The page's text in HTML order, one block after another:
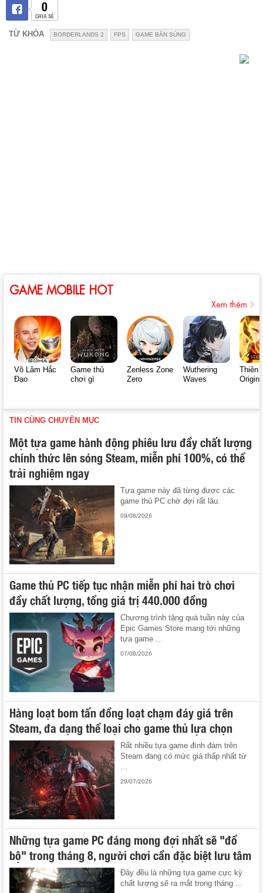
0
CHIA SẺ
TỪ KHÓA BORDERLANDS 2 FPS GAME BẮN SÚNG
GAME MOBILE HOT
Xem thêm
Võ Lâm Hắc
Đạo
Game thủ
chơi gì
Zenless Zone
Zero
Wuthering
Waves
Thiên
Origin
TIN CÙNG CHUYÊN MỤC
Một tựa game hành động phiêu lưu đầy chất lượng
chính thức lên sóng Steam, miễn phí 100%, có thể
trải nghiệm ngay
Tựa game này đã từng được các
game thủ PC chờ đợi rất lâu.
09/08/2026
Game thủ PC tiếp tục nhận miễn phí hai trò chơi
đầy chất lượng, tổng giá trị 440.000 đồng
Chương trình tặng quà tuần này của
Epic Games Store mang tới những
tựa game ...
07/08/2026
Hàng loạt bom tấn đồng loạt chạm đáy giá trên
Steam, đa dạng thể loại cho game thủ lựa chọn
Rất nhiều tựa game đình đám trên
Steam đang có mức giá thấp nhất từ
29/07/2026
Những tựa game PC đáng mong đợi nhất sẽ "đổ
bộ" trong tháng 8, người chơi cần đặc biệt lưu tâm
Đây đều là những tựa game cực kỳ
chất lượng sẽ ra mắt trong tháng ...